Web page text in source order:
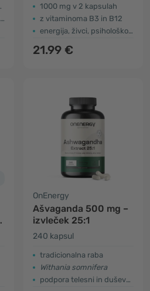
1000 mg v 2 kapsulah
z vitaminoma B3 in B12
energija, živci, psihološko delovanje
21.99 €
OnEnergy
Ašvaganda 500 mg –
izvleček 25:1
240 kapsul
tradicionalna raba
Withania somnifera
podpora telesni in duševni zmogljivosti